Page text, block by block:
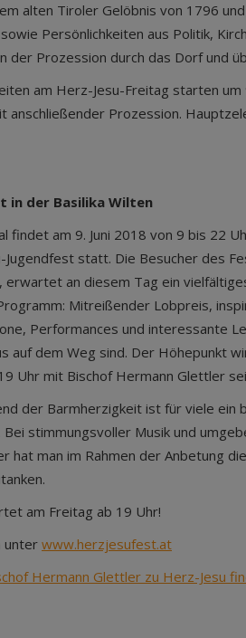
alten Tiroler Gelöbnis von 1796
Persönlichkeiten aus Politik,
der Prozession durch das Dorf und
am Herz-Jesu-Freitag starten
anschließender Prozession.
in der Basilika Wilten
findet am 9. Juni 2018 von 9 bis 22
Jugendfest statt. Die Besucher des
erwartet an diesem Tag ein
Mitreißender Lobpreis,
Performances und interessante
auf dem Weg sind. Der Höhepunkt
Uhr mit Bischof Hermann Glettler
der Barmherzigkeit ist für viele ein
Bei stimmungsvoller Musik und
hat man im Rahmen der Anbetung
am Freitag ab 19 Uhr!
unter www.herzjesufest.at
Hermann Glettler zu Herz-Jesu